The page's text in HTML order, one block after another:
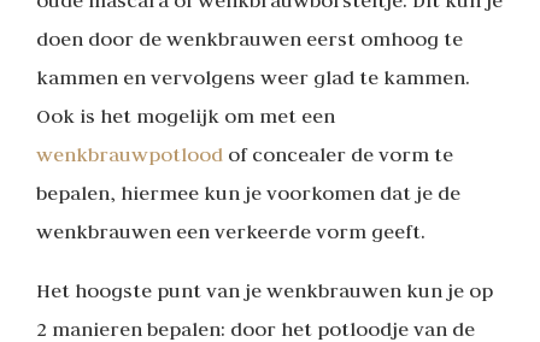
doen door de wenkbrauwen eerst omhoog te
kammen en vervolgens weer glad te kammen.
Ook is het mogelijk om met een
wenkbrauwpotlood of concealer de vorm te
bepalen, hiermee kun je voorkomen dat je de
wenkbrauwen een verkeerde vorm geeft.
Het hoogste punt van je wenkbrauwen kun je op
2 manieren bepalen: door het potloodje van de